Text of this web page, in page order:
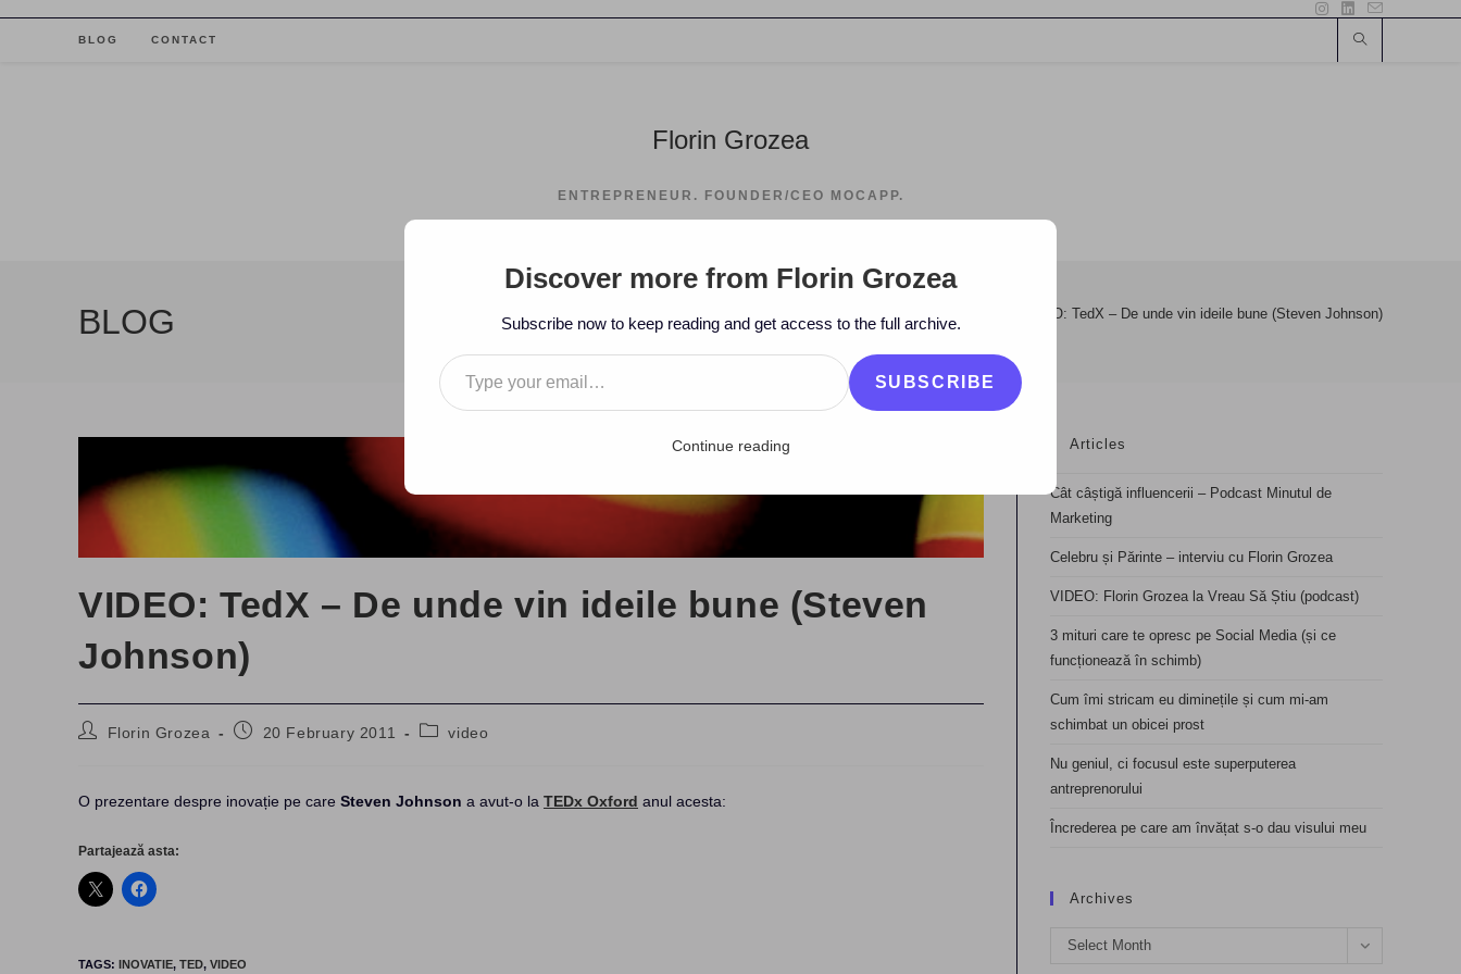
BLOG CONTACT
Florin Grozea
ENTREPRENEUR. FOUNDER/CEO MOCAPP.
BLOG February 20 VIDEO: TedX – De unde vin ideile bune (Steven Johnson)
VIDEO: TedX – De unde vin ideile bune (Steven
Johnson)
PostFlorin Grozea
Post20 February 2011
Postvideo
O prezentare despre inovație pe care Steven Johnson a avut-o la TEDx Oxford anul acesta:
Partajează asta:
TAGS: INOVATIE, TED, VIDEO
Articles
Cât câștigă influencerii – Podcast Minutul de
Marketing
Celebru și Părinte – interviu cu Florin Grozea
VIDEO: Florin Grozea la Vreau Să Știu (podcast)
3 mituri care te opresc pe Social Media (și ce
funcționează în schimb)
Cum îmi stricam eu diminețile și cum mi-am
schimbat un obicei prost
Nu geniul, ci focusul este superputerea
antreprenorului
Încrederea pe care am învățat s-o dau visului meu
Archives
Archives
Select Month
Discover more from Florin Grozea
Subscribe now to keep reading and get access to the full archive.
Type your email…
SUBSCRIBE
Continue reading